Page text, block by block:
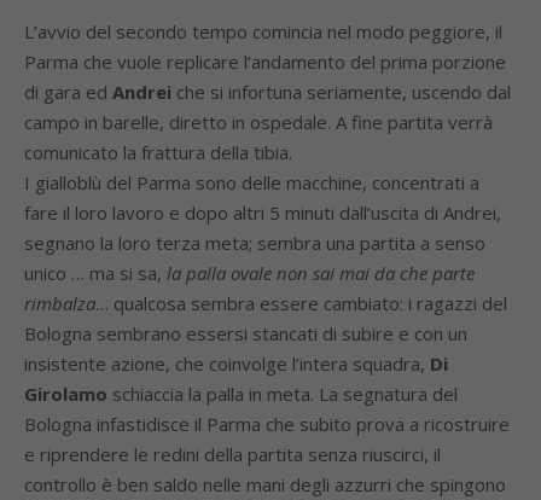
L’avvio del secondo tempo comincia nel modo peggiore, il
Parma che vuole replicare l’andamento del prima porzione
di gara ed Andrei che si infortuna seriamente, uscendo dal
campo in barelle, diretto in ospedale. A fine partita verrà
comunicato la frattura della tibia.
I gialloblù del Parma sono delle macchine, concentrati a
fare il loro lavoro e dopo altri 5 minuti dall’uscita di Andrei,
segnano la loro terza meta; sembra una partita a senso
unico … ma si sa, la palla ovale non sai mai da che parte
rimbalza… qualcosa sembra essere cambiato: i ragazzi del
Bologna sembrano essersi stancati di subire e con un
insistente azione, che coinvolge l’intera squadra, Di
Girolamo schiaccia la palla in meta. La segnatura del
Bologna infastidisce il Parma che subito prova a ricostruire
e riprendere le redini della partita senza riuscirci, il
controllo è ben saldo nelle mani degli azzurri che spingono